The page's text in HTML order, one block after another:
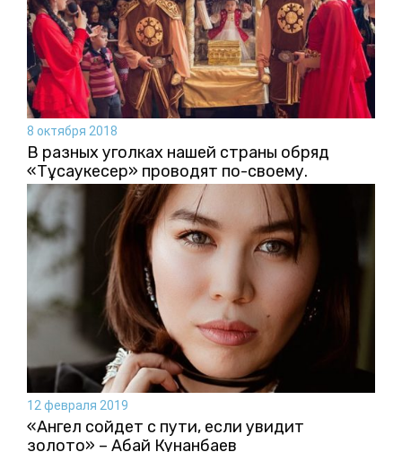
8 октября 2018
В разных уголках нашей страны обряд
«Тұсаукесер» проводят по-своему.
12 февраля 2019
«Ангел сойдет с пути, если увидит
золото» – Абай Кунанбаев